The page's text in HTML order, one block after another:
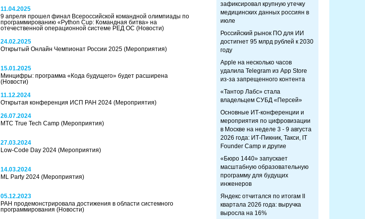
11.04.2025
9 апреля прошел финал Всероссийской командной олимпиады по
программированию «Python Cup: Командная битва» на
отечественной операционной системе РЕД ОС (Новости)
24.02.2025
Открытый Онлайн Чемпионат России 2025 (Мероприятия)
15.01.2025
Минцифры: программа «Кода будущего» будет расширена
(Новости)
11.12.2024
Открытая конференция ИСП РАН 2024 (Мероприятия)
26.07.2024
МТС True Tech Camp (Мероприятия)
27.03.2024
Low-Code Day 2024 (Мероприятия)
14.03.2024
ML Party 2024 (Мероприятия)
05.12.2023
РАН продемонстрировала достижения в области системного
программирования (Новости)
зафиксировал крупную утечку
медицинских данных россиян в
июле
Российский рынок ПО для ИИ
достигнет 95 млрд рублей к 2030
году
Apple на несколько часов
удалила Telegram из App Store
из-за запрещенного контента
«Тантор Лабс» стала
владельцем СУБД «Персей»
Основные ИТ-конференции и
мероприятия по цифровизации
в Москве на неделе 3 - 9 августа
2026 года: ИТ-Пикник, Такси, IT
Founder Camp и другие
«Бюро 1440» запускает
масштабную образовательную
программу для будущих
инженеров
Яндекс отчитался по итогам II
квартала 2026 года: выручка
выросла на 16%